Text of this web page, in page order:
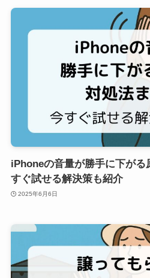
iPhoneの音量が勝手に下がる
すぐ試せる解決策も紹介
2025年6月6日